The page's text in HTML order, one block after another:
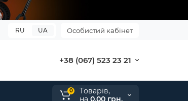
Особистий кабінет
RU UA
+38 (067) 523 23 21
0
Tоварів,
на 0.00 грн.